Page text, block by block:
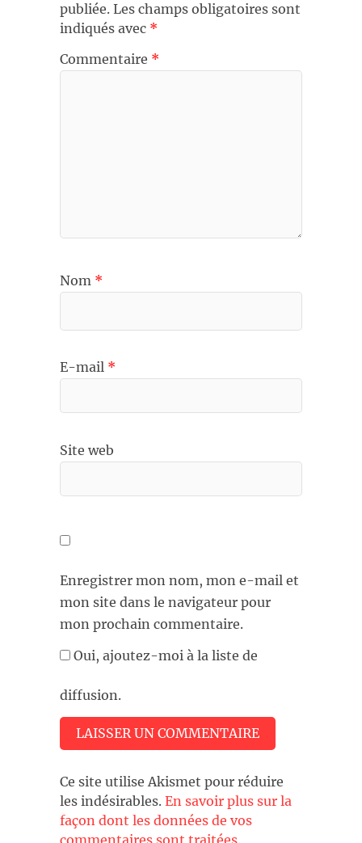
publiée. Les champs obligatoires sont
indiqués avec *
Commentaire *
Nom *
E-mail *
Site web
Enregistrer mon nom, mon e-mail et
mon site dans le navigateur pour
mon prochain commentaire.
Oui, ajoutez-moi à la liste de
diffusion.
Ce site utilise Akismet pour réduire
les indésirables. En savoir plus sur la
façon dont les données de vos